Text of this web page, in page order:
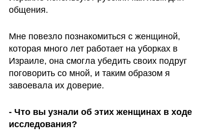
общения.
Мне повезло познакомиться с женщиной,
которая много лет работает на уборках в
Израиле, она смогла убедить своих подруг
поговорить со мной, и таким образом я
завоевала их доверие.
- Что вы узнали об этих женщинах в ходе
исследования?